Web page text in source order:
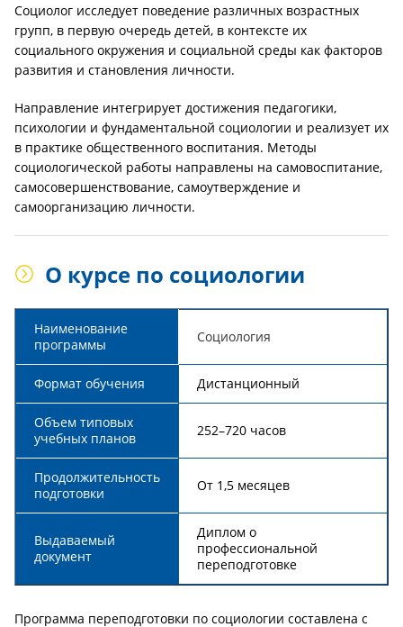
Социолог исследует поведение различных возрастных
групп, в первую очередь детей, в контексте их
социального окружения и социальной среды как факторов
развития и становления личности.
Направление интегрирует достижения педагогики,
психологии и фундаментальной социологии и реализует их
в практике общественного воспитания. Методы
социологической работы направлены на самовоспитание,
самосовершенствование, самоутверждение и
самоорганизацию личности.
О курсе по социологии
Наименование
программы
Социология
Формат обучения Дистанционный
Объем типовых
учебных планов
252–720 часов
Продолжительность
подготовки
От 1,5 месяцев
Выдаваемый
документ
Диплом о
профессиональной
переподготовке
Программа переподготовки по социологии составлена с